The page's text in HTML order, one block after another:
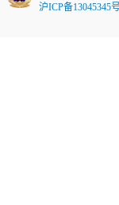
沪ICP备13045345